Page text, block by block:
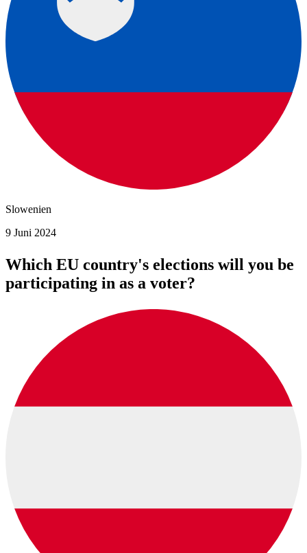
Slowenien
9 Juni 2024
Which EU country's elections will you be
participating in as a voter?